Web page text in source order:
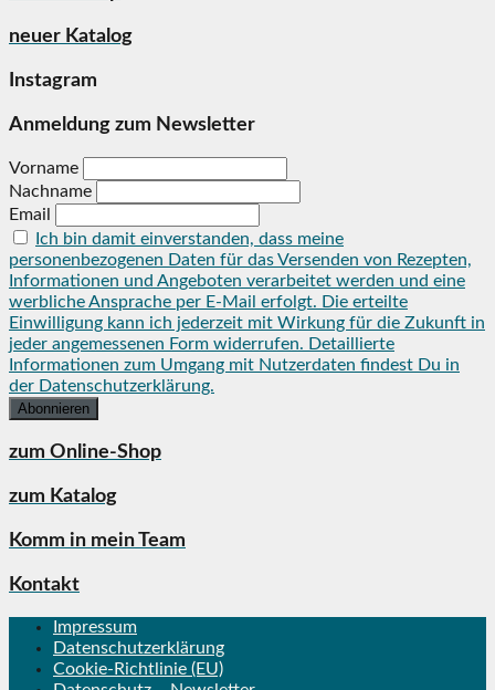
neuer Katalog
Instagram
Anmeldung zum Newsletter
Vorname
Nachname
Email
Ich bin damit einverstanden, dass meine
personenbezogenen Daten für das Versenden von Rezepten,
Informationen und Angeboten verarbeitet werden und eine
werbliche Ansprache per E-Mail erfolgt. Die erteilte
Einwilligung kann ich jederzeit mit Wirkung für die Zukunft in
jeder angemessenen Form widerrufen. Detaillierte
Informationen zum Umgang mit Nutzerdaten findest Du in
der Datenschutzerklärung.
zum Online-Shop
zum Katalog
Komm in mein Team
Kontakt
Impressum
Datenschutzerklärung
Cookie-Richtlinie (EU)